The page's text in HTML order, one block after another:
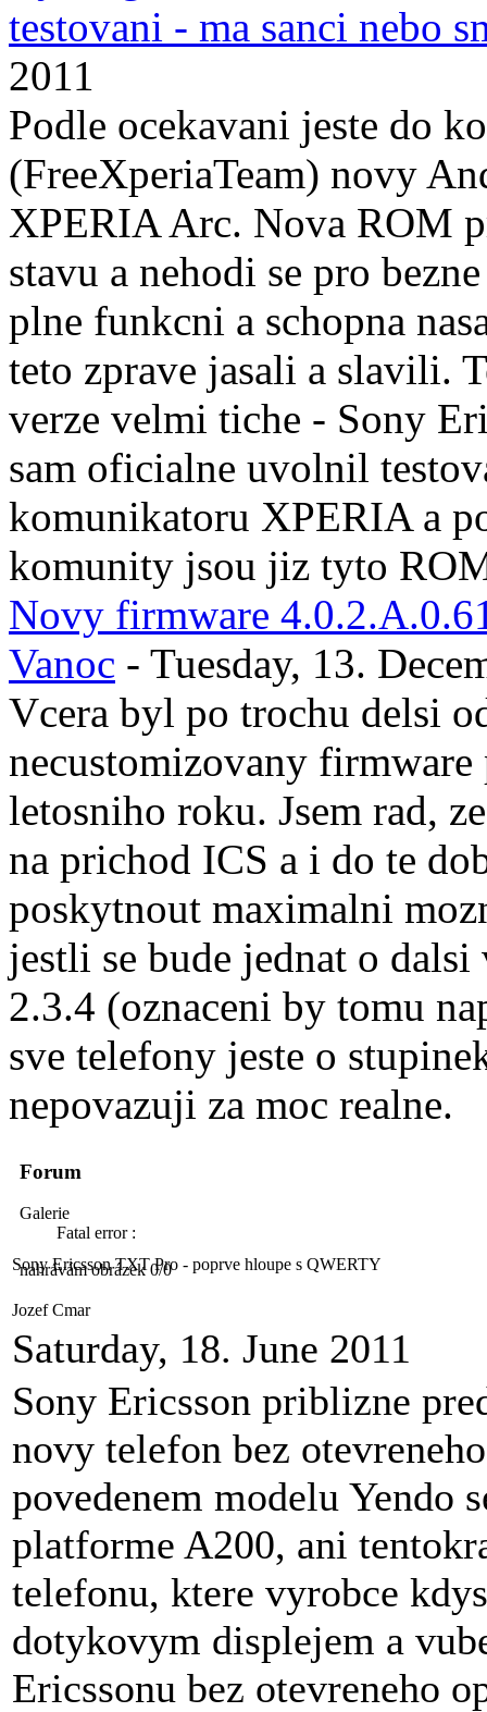
testovani - ma sanci nebo
2011
Podle ocekavani jeste do
(FreeXperiaTeam) novy
XPERIA Arc. Nova ROM
stavu a nehodi se pro
plne funkcni a schopna
teto zprave jasali a slavili.
verze velmi tiche - Sony
sam oficialne uvolnil
komunikatoru XPERIA a
komunity jsou jiz tyto
Novy firmware
Vanoc - Tuesday, 13.
Vcera byl po trochu delsi
necustomizovany
letosniho roku. Jsem rad,
na prichod ICS a i do te
poskytnout maximalni
jestli se bude jednat o
2.3.4 (oznaceni by tomu
sve telefony jeste o
nepovazuji za moc realne.
Forum
Galerie
Fatal error :
nahrávám obrázek 0/0
Sony Ericsson TXT Pro - poprve hloupe s QWERTY
Jozef Cmar
Saturday, 18. June 2011
Sony Ericsson priblizne
novy telefon bez
povedenem modelu Yendo
platforme A200, ani
telefonu, ktere vyrobce
dotykovym displejem a
Ericssonu bez otevreneho